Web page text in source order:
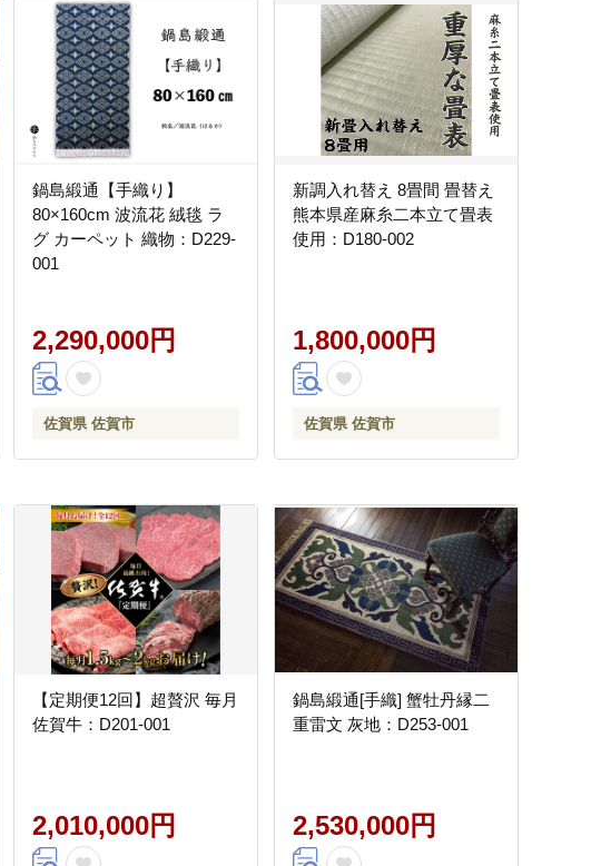
鍋島緞通【手織り】
80×160cm 波流花 絨毯 ラ
グ カーペット 織物：D229-
001
2,290,000円
佐賀県 佐賀市
新調入れ替え 8畳間 畳替え
熊本県産麻糸二本立て畳表
使用：D180-002
1,800,000円
佐賀県 佐賀市
【定期便12回】超贅沢 毎月
佐賀牛：D201-001
2,010,000円
鍋島緞通[手織] 蟹牡丹縁二
重雷文 灰地：D253-001
2,530,000円